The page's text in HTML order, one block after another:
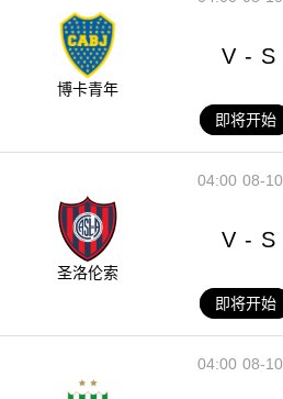
博卡青年
V - S
即将开始
08-10
04:00
圣洛伦索
V - S
即将开始
08-10
04:00